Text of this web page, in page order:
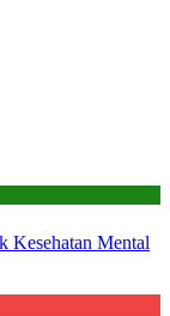
Kesehatan Mental